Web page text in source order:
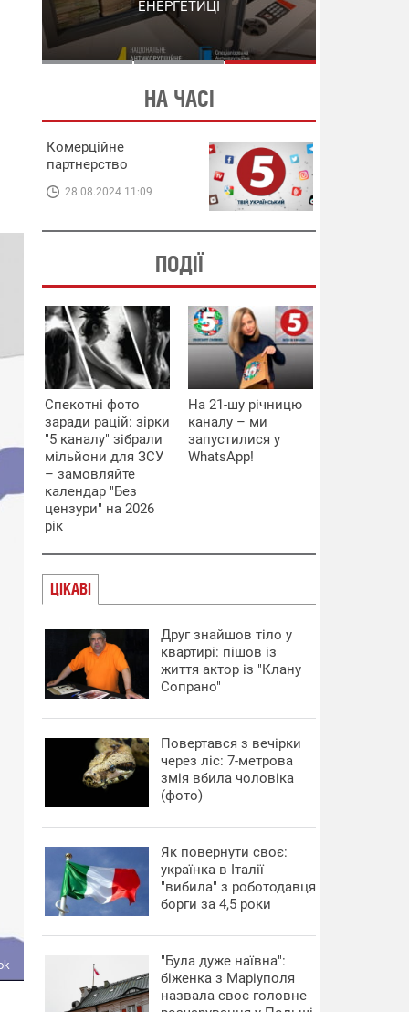
СХЕМИ В ЕНЕРГЕТИЦІ
ЕНЕРГЕТИЦІ
НА ЧАСІ
Комерційне
партнерство
28.08.2024 11:09
ПОДІЇ
Спекотні фото
заради рацій: зірки
"5 каналу" зібрали
мільйони для ЗСУ
– замовляйте
календар "Без
цензури" на 2026
рік
На 21-шу річницю
каналу – ми
запустилися у
WhatsApp!
ЦІКАВІ
Друг знайшов тіло у
квартирі: пішов із
життя актор із "Клану
Сопрано"
Повертався з вечірки
через ліс: 7-метрова
змія вбила чоловіка
(фото)
​Як повернути своє:
українка в Італії
"вибила" з роботодавця
борги за 4,5 роки
"Була дуже наївна":
біженка з Маріуполя
назвала своє головне